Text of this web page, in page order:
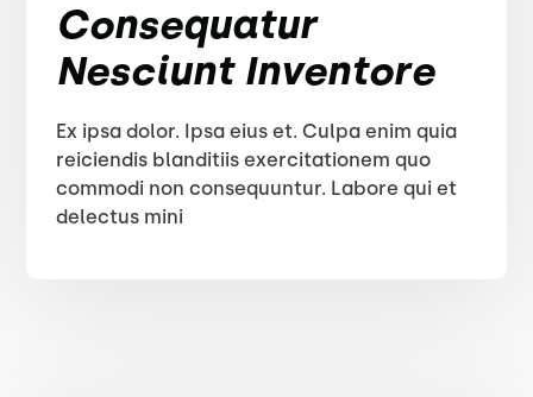
Consequatur
Nesciunt Inventore
Ex ipsa dolor. Ipsa eius et. Culpa enim quia
reiciendis blanditiis exercitationem quo
commodi non consequuntur. Labore qui et
delectus mini